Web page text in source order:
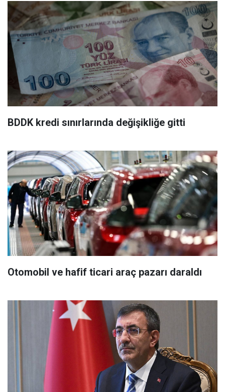
BDDK kredi sınırlarında değişikliğe gitti
Otomobil ve hafif ticari araç pazarı daraldı